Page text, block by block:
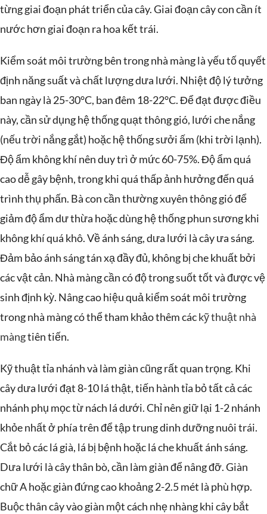
từng giai đoạn phát triển của cây. Giai đoạn cây con cần ít
nước hơn giai đoạn ra hoa kết trái.
Kiểm soát môi trường bên trong nhà màng là yếu tố quyết
định năng suất và chất lượng dưa lưới. Nhiệt độ lý tưởng
ban ngày là 25-30°C, ban đêm 18-22°C. Để đạt được điều
này, cần sử dụng hệ thống quạt thông gió, lưới che nắng
(nếu trời nắng gắt) hoặc hệ thống sưởi ấm (khi trời lạnh).
Độ ẩm không khí nên duy trì ở mức 60-75%. Độ ẩm quá
cao dễ gây bệnh, trong khi quá thấp ảnh hưởng đến quá
trình thụ phấn. Bà con cần thường xuyên thông gió để
giảm độ ẩm dư thừa hoặc dùng hệ thống phun sương khi
không khí quá khô. Về ánh sáng, dưa lưới là cây ưa sáng.
Đảm bảo ánh sáng tán xạ đầy đủ, không bị che khuất bởi
các vật cản. Nhà màng cần có độ trong suốt tốt và được vệ
sinh định kỳ. Nâng cao hiệu quả kiểm soát môi trường
trong nhà màng có thể tham khảo thêm cáckỹ thuật nhà
màngtiên tiến.
Kỹ thuật tỉa nhánh và làm giàn cũng rất quan trọng. Khi
cây dưa lưới đạt 8-10 lá thật, tiến hành tỉa bỏ tất cả các
nhánh phụ mọc từ nách lá dưới. Chỉ nên giữ lại 1-2 nhánh
khỏe nhất ở phía trên để tập trung dinh dưỡng nuôi trái.
Cắt bỏ các lá già, lá bị bệnh hoặc lá che khuất ánh sáng.
Dưa lưới là cây thân bò, cần làm giàn để nâng đỡ. Giàn
chữ A hoặc giàn đứng cao khoảng 2-2.5 mét là phù hợp.
Buộc thân cây vào giàn một cách nhẹ nhàng khi cây bắt